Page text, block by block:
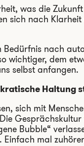
was die
sich nach Klarheit
Bedürfnis nach
wichtiger, dem
selbst anfangen.
Haltung
sich mit
Bubble“
Einfach mal